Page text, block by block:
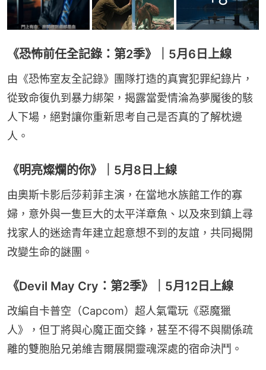
《恐怖前任全記錄：第2季》｜5月6日上線
由《恐怖室友全記錄》團隊打造的真實犯罪紀錄片，
從致命復仇到暴力綁架，揭露當愛情淪為夢魘後的駭
人下場，絕對讓你重新思考自己是否真的了解枕邊
人。
《明亮燦爛的你》｜5月8日上線
由奧斯卡影后莎莉菲主演，在當地水族館工作的寡
婦，意外與一隻巨大的太平洋章魚、以及來到鎮上尋
找家人的迷途青年建立起意想不到的友誼，共同揭開
改變生命的謎團。
《Devil May Cry：第2季》｜5月12日上線
改編自卡普空（Capcom）超人氣電玩《惡魔獵
人》，但丁將與心魔正面交鋒，甚至不得不與關係疏
離的雙胞胎兄弟維吉爾展開靈魂深處的宿命決鬥。